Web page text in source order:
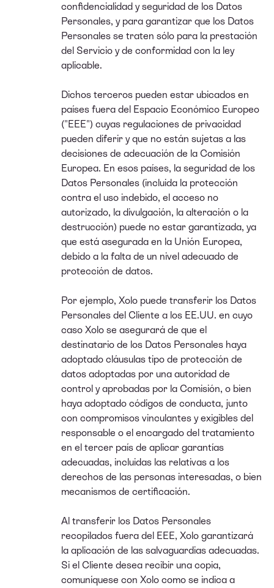
confidencialidad y seguridad de los Datos
Personales, y para garantizar que los Datos
Personales se traten sólo para la prestación
del Servicio y de conformidad con la ley
aplicable.
Dichos terceros pueden estar ubicados en
países fuera del Espacio Económico Europeo
("EEE") cuyas regulaciones de privacidad
pueden diferir y que no están sujetas a las
decisiones de adecuación de la Comisión
Europea. En esos países, la seguridad de los
Datos Personales (incluida la protección
contra el uso indebido, el acceso no
autorizado, la divulgación, la alteración o la
destrucción) puede no estar garantizada, ya
que está asegurada en la Unión Europea,
debido a la falta de un nivel adecuado de
protección de datos.
Por ejemplo, Xolo puede transferir los Datos
Personales del Cliente a los EE.UU. en cuyo
caso Xolo se asegurará de que el
destinatario de los Datos Personales haya
adoptado cláusulas tipo de protección de
datos adoptadas por una autoridad de
control y aprobadas por la Comisión, o bien
haya adoptado códigos de conducta, junto
con compromisos vinculantes y exigibles del
responsable o el encargado del tratamiento
en el tercer país de aplicar garantías
adecuadas, incluidas las relativas a los
derechos de las personas interesadas, o bien
mecanismos de certificación.
Al transferir los Datos Personales
recopilados fuera del EEE, Xolo garantizará
la aplicación de las salvaguardias adecuadas.
Si el Cliente desea recibir una copia,
comuníquese con Xolo como se indica a